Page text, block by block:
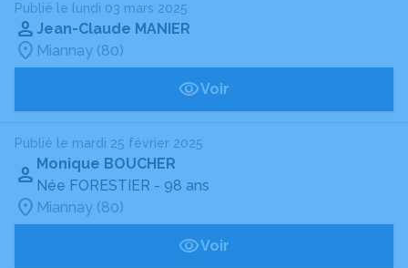
Publié le lundi 03 mars 2025
Jean-Claude MANIER
Miannay (80)
Voir
Publié le mardi 25 février 2025
Monique BOUCHER
Née FORESTIER - 98 ans
Miannay (80)
Voir